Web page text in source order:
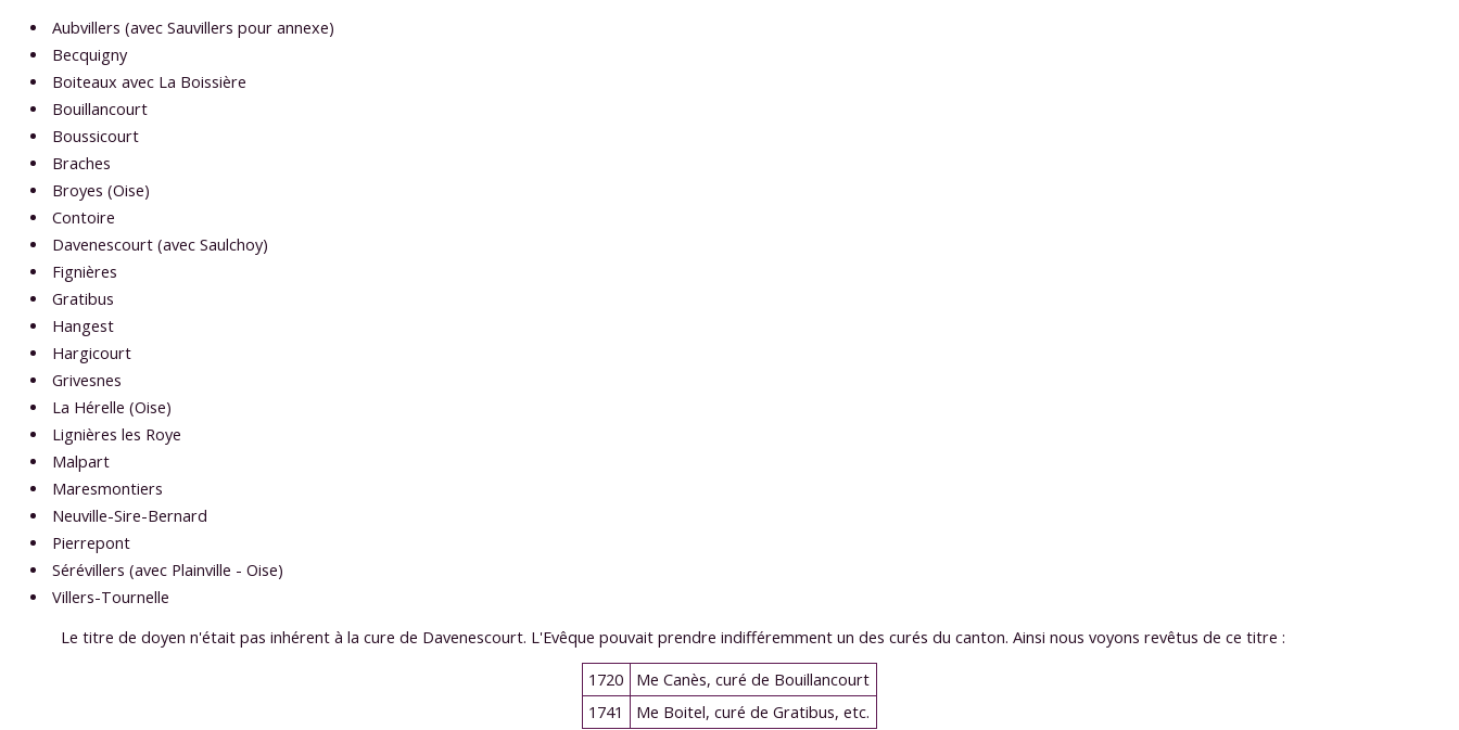
Aubvillers (avec Sauvillers pour annexe)
Becquigny
Boiteaux avec La Boissière
Bouillancourt
Boussicourt
Braches
Broyes (Oise)
Contoire
Davenescourt (avec Saulchoy)
Fignières
Gratibus
Hangest
Hargicourt
Grivesnes
La Hérelle (Oise)
Lignières les Roye
Malpart
Maresmontiers
Neuville-Sire-Bernard
Pierrepont
Sérévillers (avec Plainville - Oise)
Villers-Tournelle
Le titre de doyen n'était pas inhérent à la cure de Davenescourt. L'Evêque pouvait prendre indifféremment un des curés du canton. Ainsi nous voyons revêtus de ce titre :
1720
Me Canès, curé de Bouillancourt
1741
Me Boitel, curé de Gratibus, etc.